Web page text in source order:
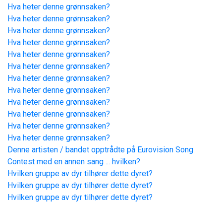
Hva heter denne grønnsaken?
Hva heter denne grønnsaken?
Hva heter denne grønnsaken?
Hva heter denne grønnsaken?
Hva heter denne grønnsaken?
Hva heter denne grønnsaken?
Hva heter denne grønnsaken?
Hva heter denne grønnsaken?
Hva heter denne grønnsaken?
Hva heter denne grønnsaken?
Hva heter denne grønnsaken?
Hva heter denne grønnsaken?
Denne artisten / bandet opptrådte på Eurovision Song
Contest med en annen sang ... hvilken?
Hvilken gruppe av dyr tilhører dette dyret?
Hvilken gruppe av dyr tilhører dette dyret?
Hvilken gruppe av dyr tilhører dette dyret?